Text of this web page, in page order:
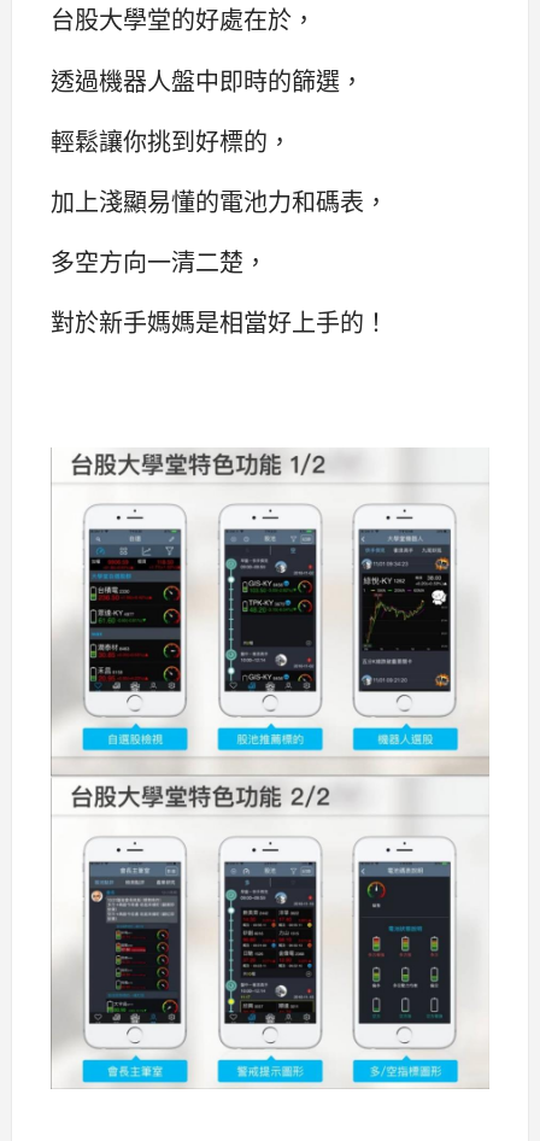
台股大學堂的好處在於，
透過機器人盤中即時的篩選，
輕鬆讓你挑到好標的，
加上淺顯易懂的電池力和碼表，
多空方向一清二楚，
對於新手媽媽是相當好上手的！